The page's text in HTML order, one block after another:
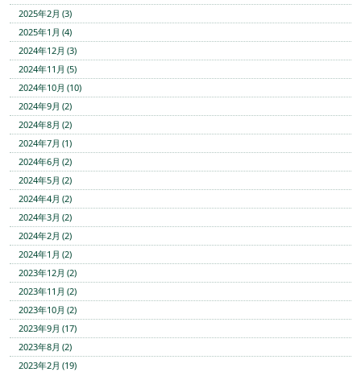
2025年2月 (3)
2025年1月 (4)
2024年12月 (3)
2024年11月 (5)
2024年10月 (10)
2024年9月 (2)
2024年8月 (2)
2024年7月 (1)
2024年6月 (2)
2024年5月 (2)
2024年4月 (2)
2024年3月 (2)
2024年2月 (2)
2024年1月 (2)
2023年12月 (2)
2023年11月 (2)
2023年10月 (2)
2023年9月 (17)
2023年8月 (2)
2023年2月 (19)